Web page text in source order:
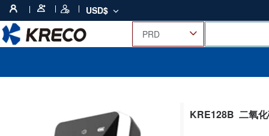
USD$
KRE128B 二氧